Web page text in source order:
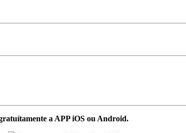
a APP iOS ou Android.